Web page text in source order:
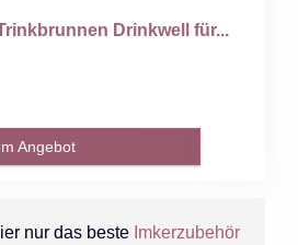
Drinkwell für...
Angebot
nur das beste Imkerzubehör